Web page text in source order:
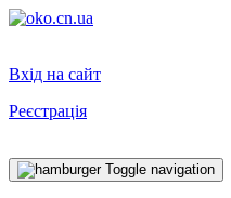
Вхід на сайт
Реєстрація
Toggle navigation